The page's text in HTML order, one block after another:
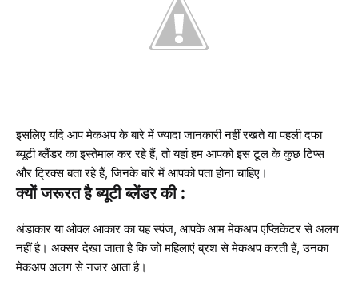
इसलिए यदि आप मेकअप के बारे में ज्‍यादा जानकारी नहीं रखते या पहली दफा
ब्‍यूटी ब्‍लैंडर का इस्‍तेमाल कर रहे हैं, तो यहां हम आपको इस टूल के कुछ टिप्स
और ट्रिक्स बता रहे हैं, जिनके बारे में आपको पता होना चाहिए।
क्यों जरूरत है ब्यूटी ब्लेंडर की :
अंडाकार या ओवल आकार का यह स्पंज, आपके आम मेकअप एप्लिकेटर से अलग
नहीं है। अक्सर देखा जाता है कि जो महिलाएं ब्रश से मेकअप करती हैं, उनका
मेकअप अलग से नजर आता है।